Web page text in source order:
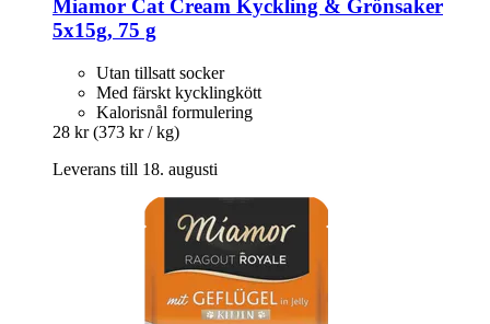
Miamor Cat Cream Kyckling & Grönsaker
5x15g, 75 g
Utan tillsatt socker
Med färskt kycklingkött
Kalorisnål formulering
28 kr (373 kr / kg)
Leverans till 18. augusti